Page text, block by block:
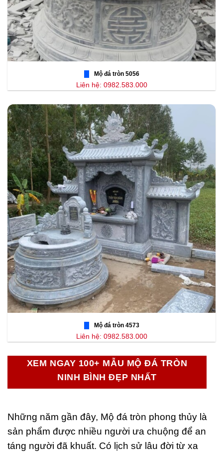
Mộ đá tròn 5056
Liên hệ: 0982.583.000
Mộ đá tròn 4573
Liên hệ: 0982.583.000
XEM NGAY 100+ MẪU MỘ ĐÁ TRÒN
NINH BÌNH ĐẸP NHẤT
Những năm gần đây, Mộ đá tròn phong thủy là
sản phẩm được nhiều người ưa chuộng để an
táng người đã khuất. Có lịch sử lâu đời từ xa